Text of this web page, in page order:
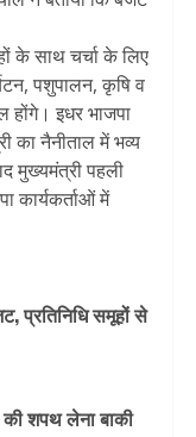
के साथ चर्चा के लिए
पशुपालन, कृषि व
होंगे। इधर भाजपा
का नैनीताल में भव्य
मुख्यमंत्री पहली
कार्यकर्ताओं में
प्रतिनिधि समूहों से
की शपथ लेना बाकी